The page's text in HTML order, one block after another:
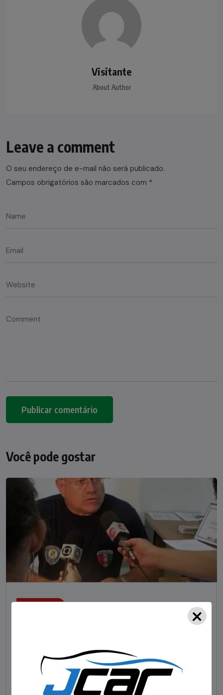
Visitante
About Author
Leave a comment
O seu endereço de e-mail não será publicado.
Campos obrigatórios são marcados com *
Você pode gostar
STAFF - OBV 29/01/2023
Um dos dois foragidos investigados pelo latrocínio de
×